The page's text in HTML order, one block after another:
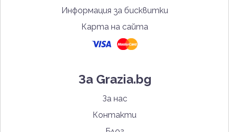
Информация за бисквитки
Карта на сайта
За Grazia.bg
За нас
Контакти